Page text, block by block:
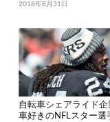
2018年8月31日
自転車シェアライド
車好きのNFLスター選